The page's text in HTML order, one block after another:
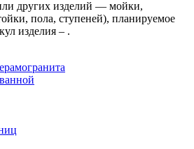
других изделий — мойки,
пола, ступеней), планируемое
изделия – .